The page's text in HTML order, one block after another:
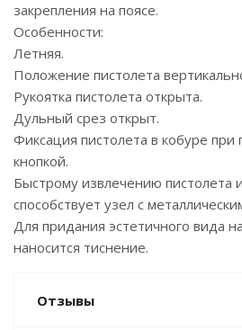
закрепления на поясе.
Особенности:
Летняя.
Положение пистолета
Рукоятка пистолета открыта.
Дульный срез открыт.
Фиксация пистолета в кобуре
кнопкой.
Быстрому извлечению пистолета
способствует узел с
Для придания эстетичного вида
наносится тиснение.
Отзывы